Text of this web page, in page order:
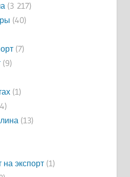
(3 217)
(40)
(7)
(9)
(1)
(13)
на экспорт(1)